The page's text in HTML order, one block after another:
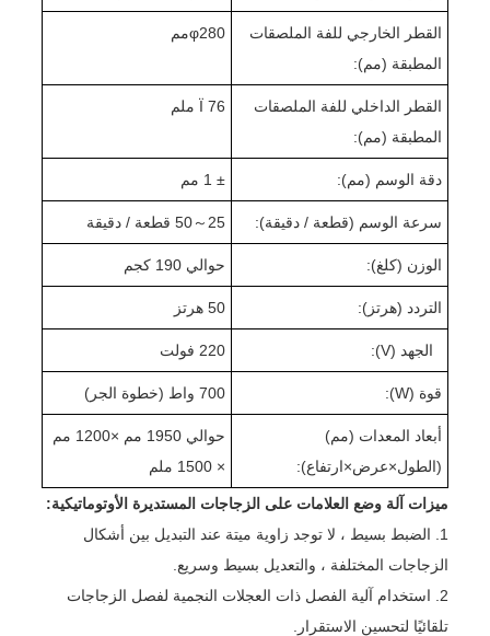
القطر الخارجي للفة الملصقات
المطبقة (مم):
φ280 مم
القطر الداخلي للفة الملصقات
المطبقة (مم):
Ï 76 ملم
دقة الوسم (مم): ± 1 مم
سرعة الوسم (قطعة / دقيقة): 25
～
50 قطعة / دقيقة
الوزن (كلغ): حوالي 1 90 كجم
التردد (هرتز): 50 هرتز
الجهد (V): 220 فولت
قوة (W): 700 واط ( خطوة الجر )
أبعاد المعدات (مم)
(الطول×عرض×ارتفاع):
حوالي 1 950 مم × 1 20
0 مم
× 1
500 ملم
ميزات آلة وضع العلامات على الزجاجات المستديرة الأوتوماتيكية:
1. الضبط بسيط ، لا توجد زاوية ميتة عند التبديل بين أشكال
الزجاجات المختلفة ، والتعديل بسيط وسريع.
2. استخدام آلية الفصل ذات العجلات النجمية لفصل الزجاجات
تلقائيًا لتحسين الاستقرار.